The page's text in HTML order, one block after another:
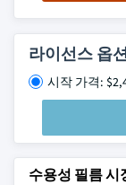
라이선스 옵
시작 가격:
수용성 필름 시